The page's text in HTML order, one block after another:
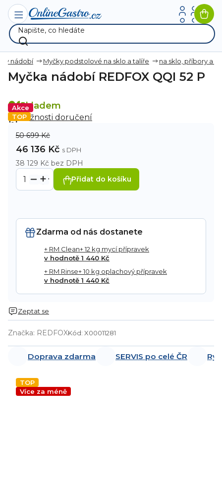
Přejít
obsah
nádobí Myčky podstolové na sklo a talíře na sklo, příbory a
Myčka nádobí REDFOX QQI 52 P
Akce
TOP
Značka: REDFOXKód: X00011281
Skladem
Možnosti doručení
50 699 Kč
46 136 Kč
38 129 Kč bez DPH
Přidat do košíku
Zdarma od nás dostanete
+ RM Clean+ 12 kg mycí přípravek
v hodnotě 1 440 Kč
+ RM Rinse+ 10 kg oplachový přípravek
v hodnotě 1 440 Kč
Zeptat se
Doprava zdarma SERVIS po celé ČR
TOP
Více za méně